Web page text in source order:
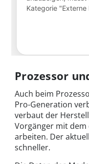
Prozessor
Auch beim
Pro-Generation
verbaut der
Vorgänger mit
arbeiten. Der
schneller.